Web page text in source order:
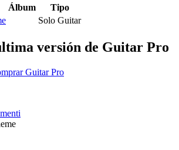
Álbum
Tipo
Solo Guitar
versión de Guitar Pro
Guitar Pro